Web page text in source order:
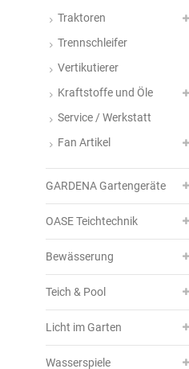
Traktoren
Trennschleifer
Vertikutierer
Kraftstoffe und Öle
Service / Werkstatt
Fan Artikel
GARDENA Gartengeräte
OASE Teichtechnik
Bewässerung
Teich & Pool
Licht im Garten
Wasserspiele